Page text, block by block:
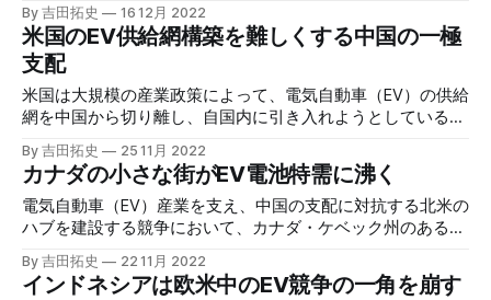
ク」はいずれ当たり前になるかもしれない。
By 吉田拓史 16 12月 2022
米国のEV供給網構築を難しくする中国の一極
支配
米国は大規模の産業政策によって、電気自動車（EV）の供給
網を中国から切り離し、自国内に引き入れようとしている。
しかし、長期的な投資で圧倒的な地位を築いた中国への依存
はそう簡単に切れるものではない。
By 吉田拓史 25 11月 2022
カナダの小さな街がEV電池特需に沸く
電気自動車（EV）産業を支え、中国の支配に対抗する北米の
ハブを建設する競争において、カナダ・ケベック州のある小
さなコミュニティーが先陣を切っている。
By 吉田拓史 22 11月 2022
インドネシアは欧米中のEV競争の一角を崩す